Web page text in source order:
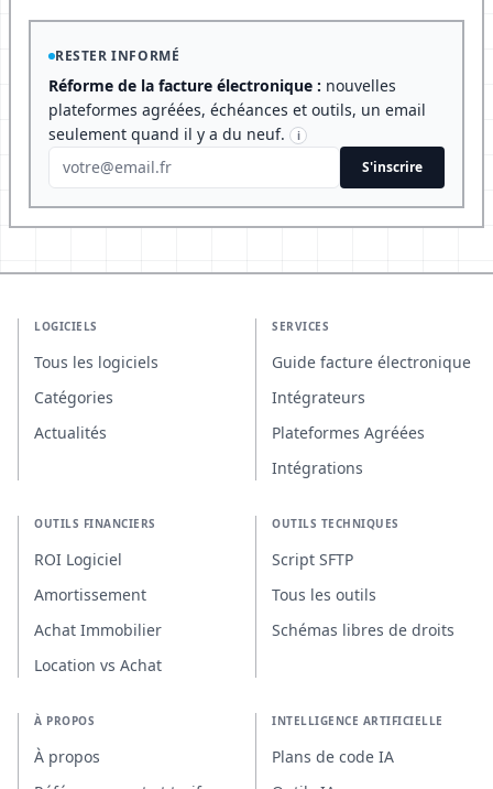
RESTER INFORMÉ
Réforme de la facture électronique : nouvelles
plateformes agréées, échéances et outils, un email
seulement quand il y a du neuf.
i
S'inscrire
LOGICIELS
Tous les logiciels
Catégories
Actualités
SERVICES
Guide facture électronique
Intégrateurs
Plateformes Agréées
Intégrations
OUTILS FINANCIERS
ROI Logiciel
Amortissement
Achat Immobilier
Location vs Achat
OUTILS TECHNIQUES
Script SFTP
Tous les outils
Schémas libres de droits
À PROPOS
À propos
INTELLIGENCE ARTIFICIELLE
Plans de code IA